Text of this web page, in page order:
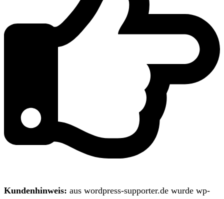
Kundenhinweis: aus wordpress-supporter.de wurde wp-